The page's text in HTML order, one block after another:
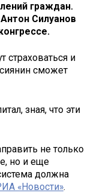
граждан.
Силуанов
страховаться и
сможет
зная, что эти
не только
но и еще
должна
«Новости».